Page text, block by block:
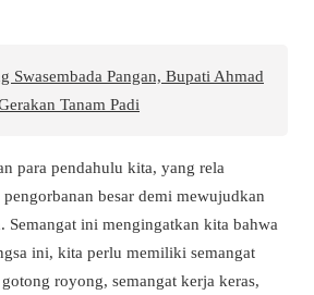
Swasembada Pangan, Bupati Ahmad
Tanam Padi
para pendahulu kita, yang rela
besar demi mewujudkan
Semangat ini mengingatkan kita bahwa
ini, kita perlu memiliki semangat
royong, semangat kerja keras,